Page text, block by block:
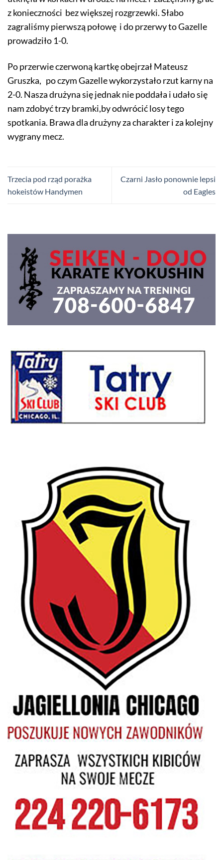
z konieczności bez większej rozgrzewki. Słabo
zagraliśmy pierwszą połowę i do przerwy to Gazelle
prowadziło 1-0.
Po przerwie czerwoną kartkę obejrzał Mateusz
Gruszka, po czym Gazelle wykorzystało rzut karny na
2-0. Nasza drużyna się jednak nie poddała i udało się
nam zdobyć trzy bramki,by odwrócić losy tego
spotkania. Brawa dla drużyny za charakter i za kolejny
wygrany mecz.
Trzecia pod rząd porażka
hokeistów Handymen
Czarni Jasło ponownie lepsi
od Eagles